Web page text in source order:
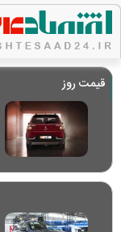
قیمت روز